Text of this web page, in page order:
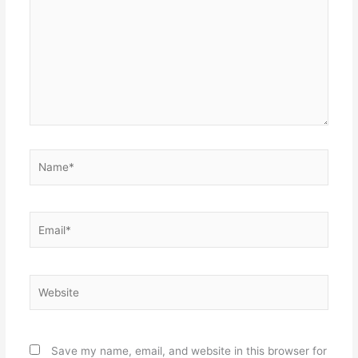
Save my name, email, and website in this browser for